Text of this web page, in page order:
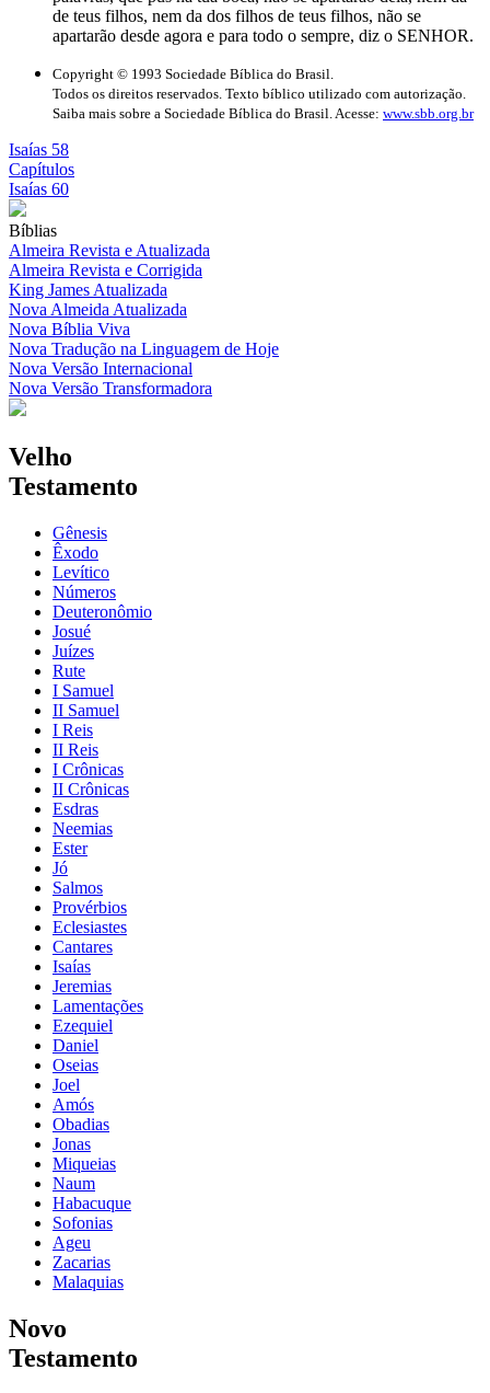
de teus filhos, nem da dos filhos de teus filhos, não se
apartarão desde agora e para todo o sempre, diz o SENHOR.
Copyright © 1993 Sociedade Bíblica do Brasil.
Todos os direitos reservados. Texto bíblico utilizado com autorização.
Saiba mais sobre a Sociedade Bíblica do Brasil. Acesse: www.sbb.org.br
Isaías 58
Capítulos
Isaías 60
Bíblias
Almeira Revista e Atualizada
Almeira Revista e Corrigida
King James Atualizada
Nova Almeida Atualizada
Nova Bíblia Viva
Nova Tradução na Linguagem de Hoje
Nova Versão Internacional
Nova Versão Transformadora
Velho
Testamento
Gênesis
Êxodo
Levítico
Números
Deuteronômio
Josué
Juízes
Rute
I Samuel
II Samuel
I Reis
II Reis
I Crônicas
II Crônicas
Esdras
Neemias
Ester
Jó
Salmos
Provérbios
Eclesiastes
Cantares
Isaías
Jeremias
Lamentações
Ezequiel
Daniel
Oseias
Joel
Amós
Obadias
Jonas
Miqueias
Naum
Habacuque
Sofonias
Ageu
Zacarias
Malaquias
Novo
Testamento